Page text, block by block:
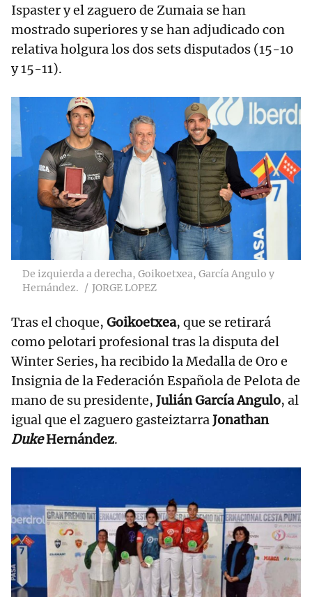
Ispaster y el zaguero de Zumaia se han
mostrado superiores y se han adjudicado con
relativa holgura los dos sets disputados (15-10
y 15-11).
De izquierda a derecha, Goikoetxea, García Angulo y
Hernández.
JORGE LOPEZ
Tras el choque, Goikoetxea, que se retirará
como pelotari profesional tras la disputa del
Winter Series, ha recibido la Medalla de Oro e
Insignia de la Federación Española de Pelota de
mano de su presidente, Julián García Angulo, al
igual que el zaguero gasteiztarraJonathan
DukeHernández.